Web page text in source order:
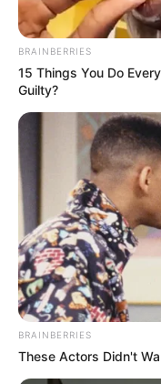
Vendredi 14
CHAMPIONNAT
2100 mètres –
BRAINBERRIES
15 Things You Do
Guilty?
BRAINBERRIES
These Actors Didn't